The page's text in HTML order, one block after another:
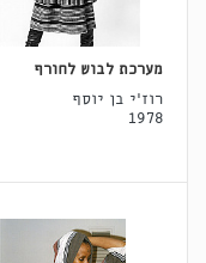
מערכת לבוש לחורף
רוז'י בן יוסף
1978